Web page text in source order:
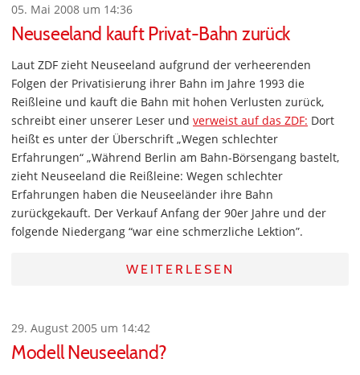
05. Mai 2008 um 14:36
Neuseeland kauft Privat-Bahn zurück
Laut ZDF zieht Neuseeland aufgrund der verheerenden
Folgen der Privatisierung ihrer Bahn im Jahre 1993 die
Reißleine und kauft die Bahn mit hohen Verlusten zurück,
schreibt einer unserer Leser und verweist auf das ZDF: Dort
heißt es unter der Überschrift „Wegen schlechter
Erfahrungen“ „Während Berlin am Bahn-Börsengang bastelt,
zieht Neuseeland die Reißleine: Wegen schlechter
Erfahrungen haben die Neuseeländer ihre Bahn
zurückgekauft. Der Verkauf Anfang der 90er Jahre und der
folgende Niedergang “war eine schmerzliche Lektion”.
WEITERLESEN
29. August 2005 um 14:42
Modell Neuseeland?